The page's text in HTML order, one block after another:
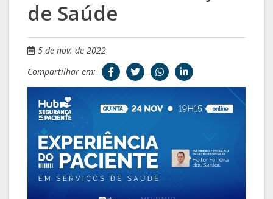
de Saúde
5 de nov. de 2022
Compartilhar em: